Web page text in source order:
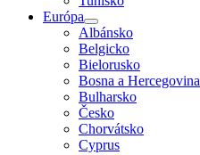
Európa
Albánsko
Belgicko
Bielorusko
Bosna a Hercegovina
Bulharsko
Česko
Chorvátsko
Cyprus